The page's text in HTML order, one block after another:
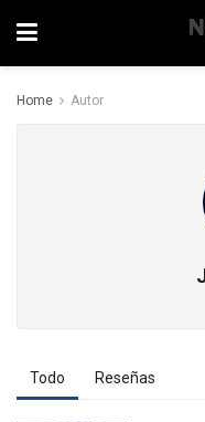
Home Autor
Todo Reseñas